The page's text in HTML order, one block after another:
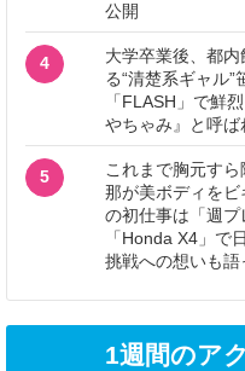
公開
4
大学卒業後、都
る“清楚系ギャル
「FLASH」で鮮
やちゃみ』と呼ば
5
これまで胸元す
那が美ボディを
の初仕事は「週
「Honda X4」で
挑戦への想いも
1週間のア